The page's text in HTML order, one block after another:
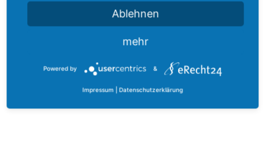
Ablehnen
mehr
Powered by &
Impressum Datenschutzerklärung